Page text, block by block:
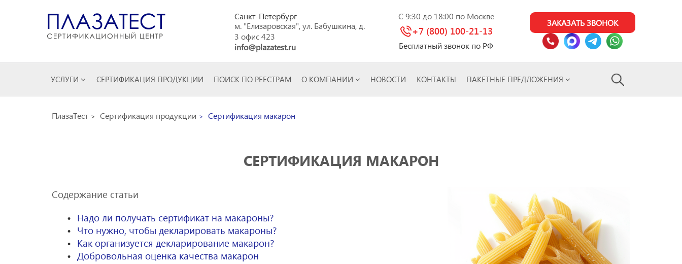
Санкт-Петербург
м. "Елизаровская", ул. Бабушкина, д.
3 офис 423
info@plazatest.ru
C 9:30 до 18:00 по Москве
+7 (800) 100-21-13
Бесплатный звонок по РФ
ЗАКАЗАТЬ ЗВОНОК
УСЛУГИ СЕРТИФИКАЦИЯ ПРОДУКЦИИ ПОИСК ПО РЕЕСТРАМ О КОМПАНИИ НОВОСТИ КОНТАКТЫ ПАКЕТНЫЕ ПРЕДЛОЖЕНИЯ
ПлазаТест Сертификация продукции Сертификация макарон
СЕРТИФИКАЦИЯ МАКАРОН
Содержание статьи
Надо ли получать сертификат на макароны?
Что нужно, чтобы декларировать макароны?
Как организуется декларирование макарон?
Добровольная оценка качества макарон